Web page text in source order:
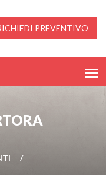
PREVENTIVO